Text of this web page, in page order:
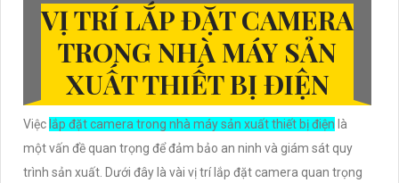
VỊ TRÍ LẮP ĐẶT CAMERA
TRONG NHÀ MÁY SẢN
XUẤT THIẾT BỊ ĐIỆN
Việc lắp đặt camera trong nhà máy sản xuất thiết bị điện là
một vấn đề quan trọng để đảm bảo an ninh và giám sát quy
trình sản xuất. Dưới đây là vài vị trí lắp đặt camera quan trọng